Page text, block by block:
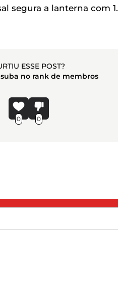
segura a lanterna com 1.
ESSE POST?
no rank de membros
0 0